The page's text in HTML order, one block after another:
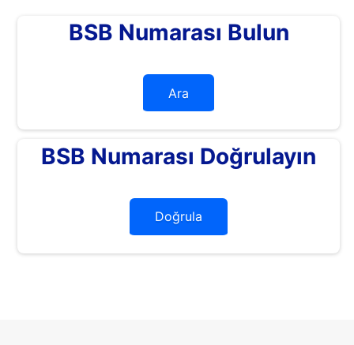
BSB Numarası Bulun
Ara
BSB Numarası Doğrulayın
Doğrula